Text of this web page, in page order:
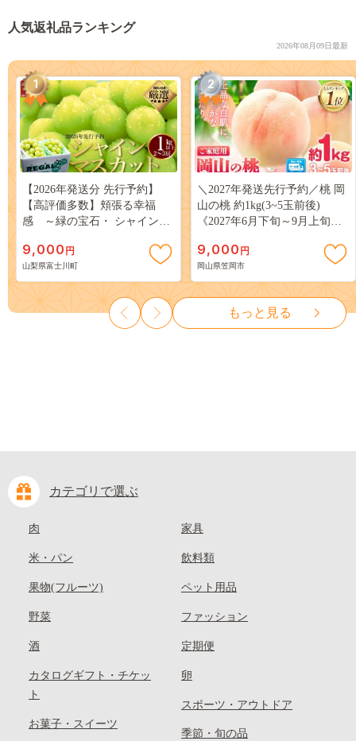
人気返礼品ランキング
2026年08月09日最新
1
【2026年発送分 先行予約】
【高評価多数】頬張る幸福
感 ～緑の宝石・ シャインマ
３房） フルーツ 山梨県産 果
物 くだもの シャイン マスカ
ット ぶどう ブドウ 葡萄 大粒
種なし 先行予約 富士川町
10000円 一万円 9000円 九千円
9,000 円
山梨県富士川町
2
＼2027年発送先行予約／桃 岡
山の桃 約1kg(3~5玉前後)
《2027年6月下旬～9月上旬頃
岡山 はくとう スイーツ フル
ーツ 果物 デザート 旬 モモ も
も 先行予約 送料無料 果物 岡
山県 笠岡市 清水白桃 白鳳 白
麗 クール便---
kasaoka_zsy_419_100---
9,000 円
岡山県笠岡市
もっと見る
カテゴリで選ぶ
肉
米・パン
果物(フルーツ)
野菜
酒
カタログギフト・チケッ
ト
お菓子・スイーツ
家具
飲料類
ペット用品
ファッション
定期便
卵
スポーツ・アウトドア
季節・旬の品